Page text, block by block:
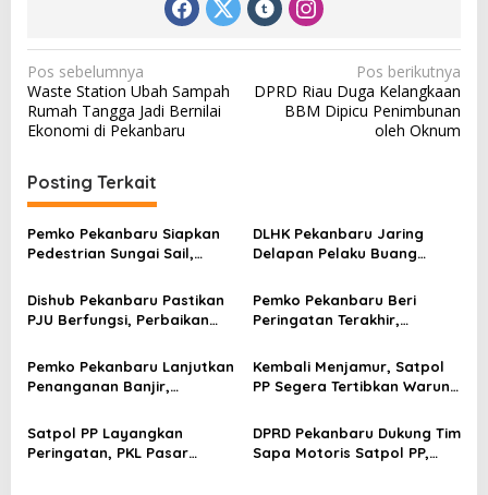
N
a
v
g
a
s
p
s
Pos sebelumnya
Waste Station Ubah Sampah
Rumah Tangga Jadi Bernilai
Ekonomi di Pekanbaru
Pos berikutnya
DPRD Riau Duga Kelangkaan
BBM Dipicu Penimbunan
oleh Oknum
Posting Terkait
Pemko Pekanbaru Siapkan
Pedestrian Sungai Sail,
DLHK Pekanbaru Jaring
Delapan Pelaku Buang
Satu Mobil Diamankan
Dishub Pekanbaru Pastikan
PJU Berfungsi, Perbaikan
Pemko Pekanbaru Beri
Peringatan Terakhir,
Diminta Segera Pindah
Pemko Pekanbaru Lanjutkan
Penanganan Banjir,
Prioritas
Kembali Menjamur, Satpol
PP Segera Tertibkan Warung
Hitam
Satpol PP Layangkan
Peringatan, PKL Pasar
DPRD Pekanbaru Dukung Tim
Sapa Motoris Satpol PP,